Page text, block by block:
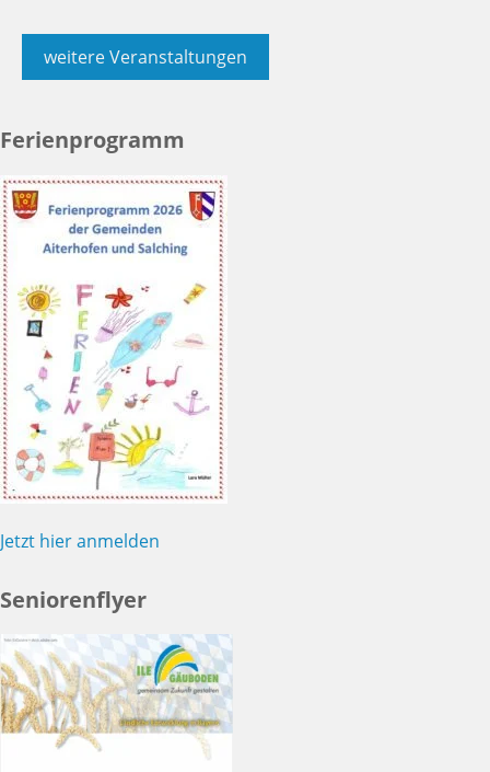
weitere Veranstaltungen
Ferienprogramm
Jetzt hier anmelden
Seniorenflyer